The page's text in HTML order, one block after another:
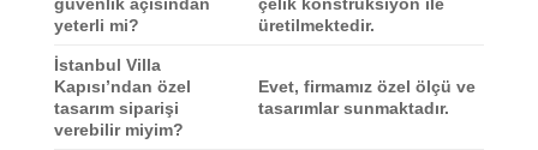
güvenlik açısından
yeterli mi?
çelik konstrüksiyon ile
üretilmektedir.
İstanbul Villa
Kapısı’ndan özel
tasarım siparişi
verebilir miyim?
Evet, firmamız özel ölçü ve
tasarımlar sunmaktadır.